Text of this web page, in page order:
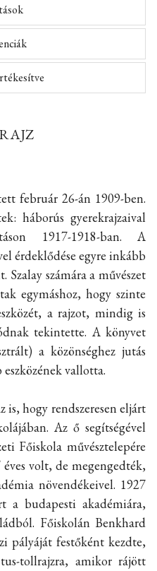
február 26-án 1909-ben.
háborús gyerekrajzaival
1917-1918-ban. A
érdeklődése egyre inkább
számára a művészet
egymáshoz, hogy szinte
a rajzot, mindig is
tekintette. A könyvet
a közönséghez jutás
vallotta.
is, hogy rendszeresen eljárt
Az ő segítségével
Főiskola művésztelepére
volt, de megengedték,
növendékeivel. 1927
a budapesti akadémiára,
Főiskolán Benkhard
pályáját festőként kezdte,
tollrajzra, amikor rájött